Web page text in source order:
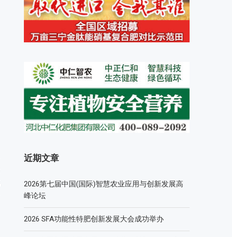
近期文章
2026第七届中国(国际)智慧农业应用与创新发展高
峰论坛
2026 SFA功能性特肥创新发展大会成功举办